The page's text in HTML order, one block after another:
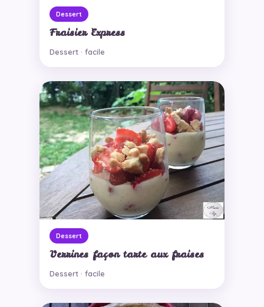
Dessert
Fraisier Express
Dessert · facile
Dessert
Verrines façon tarte aux fraises
Dessert · facile